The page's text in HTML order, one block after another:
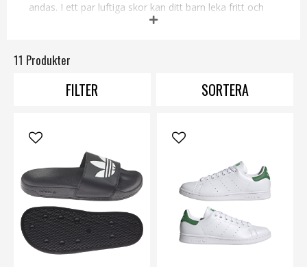
andas. I ett par luftiga skor kan ditt barn leka fritt och
lätt utan att bli för varm om föterna. Är det skosnören
Välj mellan skor från bland annat grymma Superfit och
beställning på absolut rekordtid!
11 Produkter
FILTER SORTERA